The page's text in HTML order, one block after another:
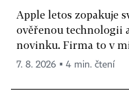
Apple letos zopakuje
ověřenou technologii
novinku. Firma to v
7. 8. 2026 ▪ 4 min. čtení